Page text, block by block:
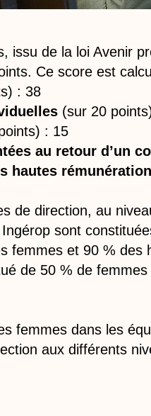
issu de la loi
Ce score est
: 38
(sur 20
: 15
au retour d’un
hautes
de direction, au
sont
femmes et 90 % des
de 50 % de femmes
femmes dans les
aux différents